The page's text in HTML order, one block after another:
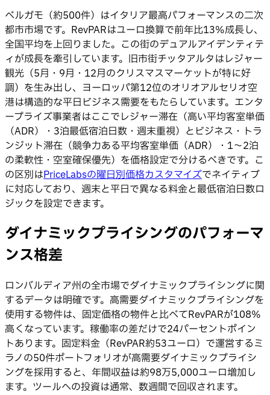
ベルガモ（約500件）はイタリア最高パフォーマンスの二次
都市市場です。RevPARはユーロ換算で前年比13%成長し、
全国平均を上回りました。この街のデュアルアイデンティテ
ィが成長を牽引しています。旧市街チッタアルタはレジャー
観光（5月・9月・12月のクリスマスマーケットが特に好
調）を生み出し、ヨーロッパ第12位のオリオアルセリオ空
港は構造的な平日ビジネス需要をもたらしています。エンタ
ープライズ事業者はここでレジャー滞在（高い平均客室単価
（ADR）・3泊最低宿泊日数・週末重視）とビジネス・トラ
ンジット滞在（競争力ある平均客室単価（ADR）・1〜2泊
の柔軟性・空室確保優先）を価格設定で分けるべきです。こ
の区別はPriceLabsの曜日別価格カスタマイズでネイティブ
に対応しており、週末と平日で異なる料金と最低宿泊日数ロ
ジックを設定できます。
ダイナミックプライシングのパフォーマ
ンス格差
ロンバルディア州の全市場でダイナミックプライシングに関
するデータは明確です。高需要ダイナミックプライシングを
使用する物件は、固定価格の物件と比べてRevPARが108%
高くなっています。稼働率の差だけで24パーセントポイン
トあります。固定料金（RevPAR約53ユーロ）で運営するミ
ラノの50件ポートフォリオが高需要ダイナミックプライシ
ングを採用すると、年間収益は約98万5,000ユーロ増加し
ます。ツールへの投資は通常、数週間で回収されます。